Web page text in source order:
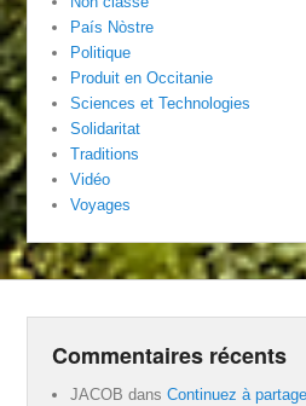
País Nòstre
Politique
Produit en Occitanie
Sciences et Technologies
Solidaritat
Traditions
Vidéo
Voyages
Commentaires récents
JACOB dansContinuez à